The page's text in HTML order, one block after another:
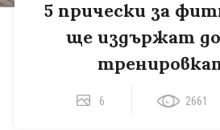
5 прически за
ще издържат
6 2661